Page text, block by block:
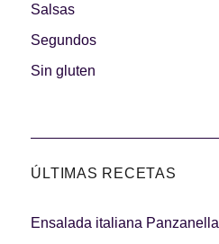
Carnes 2.0
Salsas
Segundos
Sin gluten
ÚLTIMAS RECETAS
Ensalada italiana Panzanella